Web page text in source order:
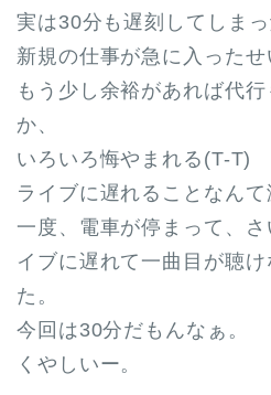
実は30分も遅刻してしまっ
新規の仕事が急に入ったせ
もう少し余裕があれば代
か、
いろいろ悔やまれる(T-T)
ライブに遅れることなんて
一度、電車が停まって、
イブに遅れて一曲目が聴
た。
今回は30分だもんなぁ。
くやしいー。